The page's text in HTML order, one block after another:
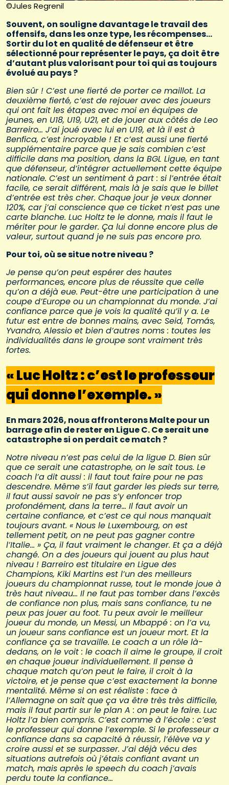
©Jules Regrenil
Souvent, on souligne davantage le travail des
offensifs, dans les onze type, les récompenses…
Sortir du lot en qualité de défenseur et être
sélectionné pour représenter le pays, ça doit être
d’autant plus valorisant pour toi qui as toujours
évolué au pays ?
Bien sûr ! C’est une fierté de porter ce maillot. La
deuxième fierté, c’est de rejouer avec des joueurs
qui ont fait les étapes avec moi en équipes de
jeunes, en U18, U19, U21, et de jouer aux côtés de Leo
Barreiro… J’ai joué avec lui en U19, et là il est à
Benfica, c’est incroyable ! Et c’est aussi une fierté
supplémentaire parce que je sais combien c’est
difficile dans ma position, dans la BGL Ligue, en tant
que défenseur, d’intégrer actuellement cette équipe
nationale. C’est un sentiment à part : si l’entrée était
facile, ce serait différent, mais là je sais que le billet
d’entrée est très cher. Chaque jour je veux donner
120%, car j’ai conscience que ce ticket n’est pas une
carte blanche. Luc Holtz te le donne, mais il faut le
mériter pour le garder. Ça lui donne encore plus de
valeur, surtout quand je ne suis pas encore pro.
Pour toi, où se situe notre niveau ?
Je pense qu’on peut espérer des hautes
performances, encore plus de réussite que celle
qu’on a déjà eue. Peut-être une participation à une
coupe d’Europe ou un championnat du monde. J’ai
confiance parce que je vois la qualité qu’il y a. Le
futur est entre de bonnes mains, avec Seid, Tomás,
Yvandro, Alessio et bien d’autres noms : toutes les
individualités dans le groupe sont vraiment très
fortes.
« Luc Holtz : c’est le professeur
qui donne l’exemple. »
En mars 2026, nous affronterons Malte pour un
barrage afin de rester en Ligue C. Ce serait une
catastrophe si on perdait ce match ?
Notre niveau n’est pas celui de la ligue D. Bien sûr
que ce serait une catastrophe, on le sait tous. Le
coach l’a dit aussi : il faut tout faire pour ne pas
descendre. Même s’il faut garder les pieds sur terre,
il faut aussi savoir ne pas s’y enfoncer trop
profondément, dans la terre… Il faut avoir un
certaine confiance, et c’est ce qui nous manquait
toujours avant. « Nous le Luxembourg, on est
tellement petit, on ne peut pas gagner contre
l’Italie… » Ça, il faut vraiment le changer. Et ça a déjà
changé. On a des joueurs qui jouent au plus haut
niveau ! Barreiro est titulaire en Ligue des
Champions, Kiki Martins est l’un des meilleurs
joueurs du championnat russe, tout le monde joue à
très haut niveau… Il ne faut pas tomber dans l’excès
de confiance non plus, mais sans confiance, tu ne
peux pas jouer au foot. Tu peux avoir le meilleur
joueur du monde, un Messi, un Mbappé : on l’a vu,
un joueur sans confiance est un joueur mort. Et la
confiance ça se travaille. Le coach a un rôle là-
dedans, on le voit : le coach il aime le groupe, il croit
en chaque joueur individuellement. Il pense à
chaque match qu’on peut le faire, il croit à la
victoire, et je pense que c’est exactement la bonne
mentalité. Même si on est réaliste : face à
l’Allemagne on sait que ça va être très très difficile,
mais il faut partir sur le plan A : on peut le faire. Luc
Holtz l’a bien compris. C’est comme à l’école : c’est
le professeur qui donne l’exemple. Si le professeur a
confiance dans sa capacité à réussir, l’élève va y
croire aussi et se surpasser. J’ai déjà vécu des
situations autrefois où j’étais confiant avant un
match, mais après le speech du coach j’avais
perdu toute la confiance…